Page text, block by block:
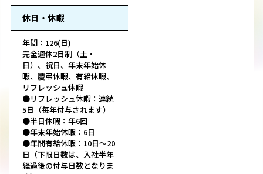
休日・休暇
年間：126(日)
完全週休2日制（土・
日）、祝日、年末年始休
暇、慶弔休暇、有給休暇、
リフレッシュ休暇
●リフレッシュ休暇：連続
5日（毎年付与されます）
●半日休暇：年6回
●年末年始休暇：6日
●年間有給休暇：10日～20
日（下限日数は、入社半年
経過後の付与日数となりま